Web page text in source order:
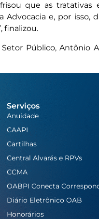
que as
e, por
finalizou.
Público,
Serviços
Anuidade
CAAPI
Cartilhas
Central Alvarás e RPVs
CCMA
OABPI Conecta
Diário Eletrônico OAB
Honorários